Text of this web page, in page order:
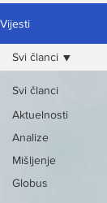
Vijesti
Svi članci
Aktuelnosti
Analize
Mišljenje
Globus
Svi članci